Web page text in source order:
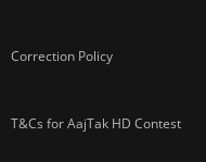
Correction Policy
T&Cs for AajTak HD Contest